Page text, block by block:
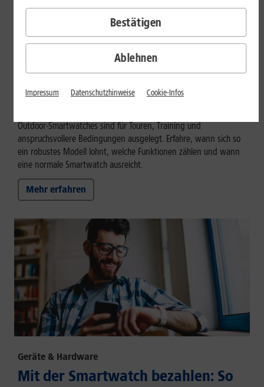
Outdoor-Smartwatch: Für wen
eignen sich die robusten Modelle?
Outdoor-Smartwatches sind für Touren, Training und
anspruchsvollere Bedingungen ausgelegt. Erfahre, wann sich so
ein robustes Modell lohnt, welche Funktionen zählen und wann
eine normale Smartwatch ausreicht.
Mehr erfahren
Geräte & Hardware
Mit der Smartwatch bezahlen: So
Ablehnen
Bestätigen
Impressum Datenschutzhinweise Cookie-Infos